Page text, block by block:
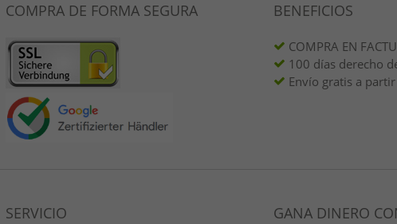
COMPRA DE FORMA SEGURA BENEFICIOS
COMPRA EN
100 días derecho
Envío gratis a
SERVICIO GANA DINERO